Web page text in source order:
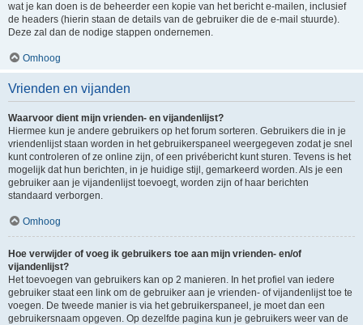
wat je kan doen is de beheerder een kopie van het bericht e-mailen, inclusief
de headers (hierin staan de details van de gebruiker die de e-mail stuurde).
Deze zal dan de nodige stappen ondernemen.
Omhoog
Vrienden en vijanden
Waarvoor dient mijn vrienden- en vijandenlijst?
Hiermee kun je andere gebruikers op het forum sorteren. Gebruikers die in je
vriendenlijst staan worden in het gebruikerspaneel weergegeven zodat je snel
kunt controleren of ze online zijn, of een privébericht kunt sturen. Tevens is het
mogelijk dat hun berichten, in je huidige stijl, gemarkeerd worden. Als je een
gebruiker aan je vijandenlijst toevoegt, worden zijn of haar berichten
standaard verborgen.
Omhoog
Hoe verwijder of voeg ik gebruikers toe aan mijn vrienden- en/of
vijandenlijst?
Het toevoegen van gebruikers kan op 2 manieren. In het profiel van iedere
gebruiker staat een link om de gebruiker aan je vrienden- of vijandenlijst toe te
voegen. De tweede manier is via het gebruikerspaneel, je moet dan een
gebruikersnaam opgeven. Op dezelfde pagina kun je gebruikers weer van de